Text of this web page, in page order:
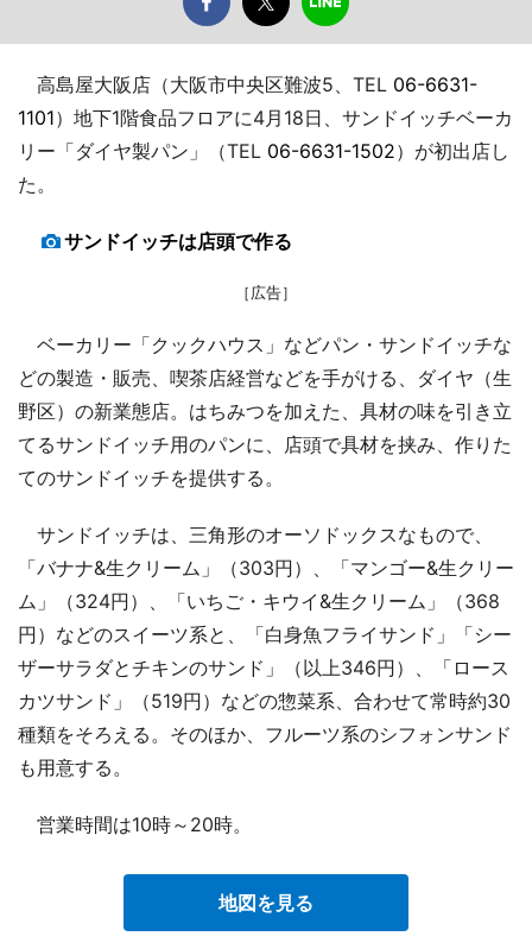
高島屋大阪店（大阪市中央区難波5、TEL 06-6631-
1101）地下1階食品フロアに4月18日、サンドイッチベーカ
リー「ダイヤ製パン」（TEL 06-6631-1502）が初出店し
た。
サンドイッチは店頭で作る
［広告］
ベーカリー「クックハウス」などパン・サンドイッチな
どの製造・販売、喫茶店経営などを手がける、ダイヤ（生
野区）の新業態店。はちみつを加えた、具材の味を引き立
てるサンドイッチ用のパンに、店頭で具材を挟み、作りた
てのサンドイッチを提供する。
サンドイッチは、三角形のオーソドックスなもので、
「バナナ&生クリーム」（303円）、「マンゴー&生クリー
ム」（324円）、「いちご・キウイ&生クリーム」（368
円）などのスイーツ系と、「白身魚フライサンド」「シー
ザーサラダとチキンのサンド」（以上346円）、「ロース
カツサンド」（519円）などの惣菜系、合わせて常時約30
種類をそろえる。そのほか、フルーツ系のシフォンサンド
も用意する。
営業時間は10時～20時。
地図を見る